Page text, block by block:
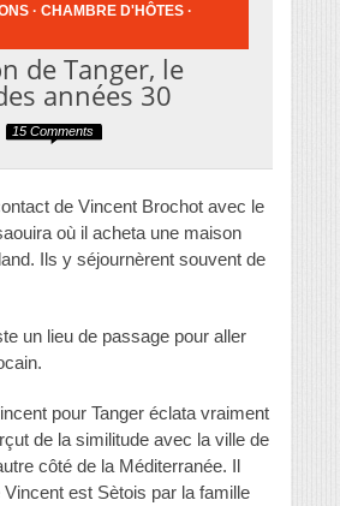
· CHAMBRE D'HÔTES ·
de Tanger, le
années 30
15 Comments
de Vincent Brochot avec le
où il acheta une maison
Ils y séjournèrent souvent de
un lieu de passage pour aller
pour Tanger éclata vraiment
de la similitude avec la ville de
côté de la Méditerranée. Il
est Sètois par la famille